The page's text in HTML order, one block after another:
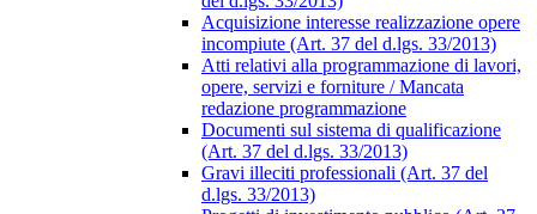
Acquisizione interesse realizzazione opere
incompiute (Art. 37 del d.lgs. 33/2013)
Atti relativi alla programmazione di lavori,
opere, servizi e forniture / Mancata
redazione programmazione
Documenti sul sistema di qualificazione
(Art. 37 del d.lgs. 33/2013)
Gravi illeciti professionali (Art. 37 del
d.lgs. 33/2013)